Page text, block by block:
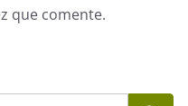
que comente.